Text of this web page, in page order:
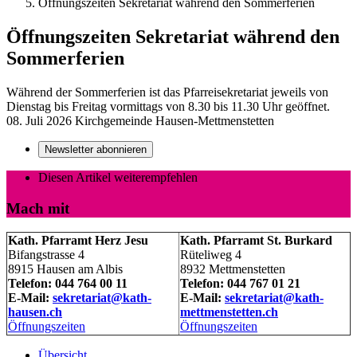
Öffnungszeiten Sekretariat während den Sommerferien
Öffnungszeiten Sekretariat während den
Sommerferien
Während der Sommerferien ist das Pfarreisekretariat jeweils von
Dienstag bis Freitag vormittags von 8.30 bis 11.30 Uhr geöffnet.
08. Juli 2026 Kirchgemeinde Hausen-Mettmenstetten
Newsletter abonnieren
Diesen Artikel weiterempfehlen
Mach mit
Kath. Pfarramt Herz Jesu
Bifangstrasse 4
8915 Hausen am Albis
Telefon: 044 764 00 11
E-Mail: sekretariat@kath-
hausen.ch
Öffnungszeiten
Kath. Pfarramt St. Burkard
Rüteliweg 4
8932 Mettmenstetten
Telefon: 044 767 01 21
E-Mail: sekretariat@kath-
mettmenstetten.ch
Öffnungszeiten